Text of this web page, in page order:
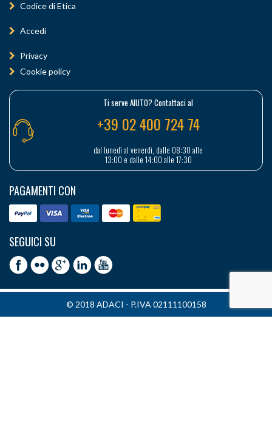
Codice di Etica
Accedi
Privacy
Cookie policy
Ti serve AIUTO? Contattaci al
+39 02 400 724 74
dal lunedì al venerdì, dalle 08:30 alle
13:00 e dalle 14:00 alle 17:30
PAGAMENTI CON
SEGUICI SU
© 2018 ADACI - P.IVA 02111100158